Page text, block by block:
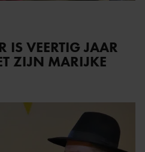
IS VEERTIG JAAR
ZIJN MARIJKE